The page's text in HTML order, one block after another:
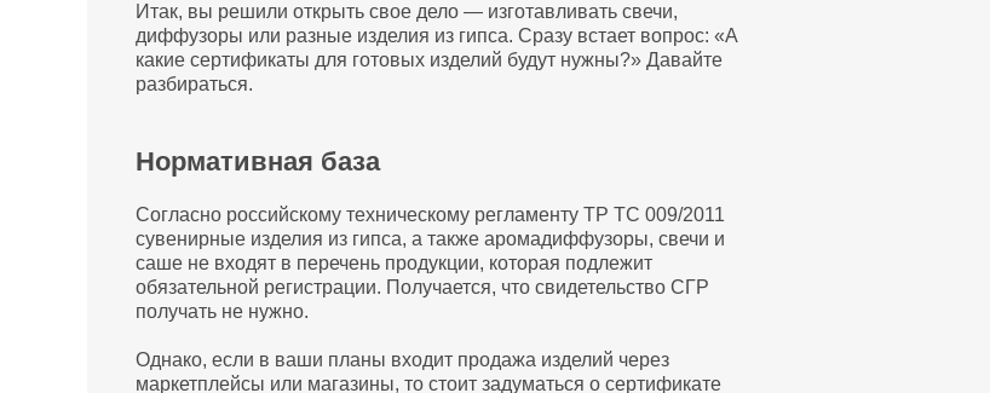
Итак, вы решили открыть свое дело — изготавливать свечи,
диффузоры или разные изделия из гипса. Сразу встает вопрос: «А
какие сертификаты для готовых изделий будут нужны?» Давайте
разбираться.
Нормативная база
Согласно российскому техническому регламенту ТР ТС 009/2011
сувенирные изделия из гипса, а также аромадиффузоры, свечи и
саше не входят в перечень продукции, которая подлежит
обязательной регистрации. Получается, что свидетельство СГР
получать не нужно.
Однако, если в ваши планы входит продажа изделий через
маркетплейсы или магазины, то стоит задуматься о сертификате